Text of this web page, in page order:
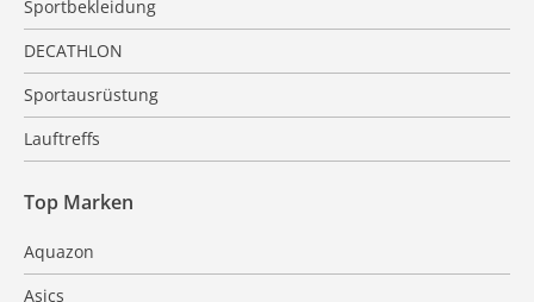
Sportbekleidung
DECATHLON
Sportausrüstung
Lauftreffs
Top Marken
Aquazon
Asics